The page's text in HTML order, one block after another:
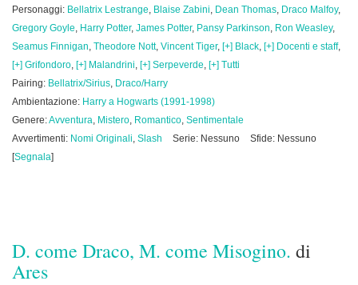
Personaggi: Bellatrix Lestrange, Blaise Zabini, Dean Thomas, Draco Malfoy,
Gregory Goyle, Harry Potter, James Potter, Pansy Parkinson, Ron Weasley,
Seamus Finnigan, Theodore Nott, Vincent Tiger, [+] Black, [+] Docenti e staff,
[+] Grifondoro, [+] Malandrini, [+] Serpeverde, [+] Tutti
Pairing: Bellatrix/Sirius, Draco/Harry
Ambientazione: Harry a Hogwarts (1991-1998)
Genere:Avventura, Mistero, Romantico, Sentimentale
Avvertimenti: Nomi Originali, Slash Serie: Nessuno
Sfide: Nessuno
[Segnala]
D. come Draco, M. come Misogino. di
Ares